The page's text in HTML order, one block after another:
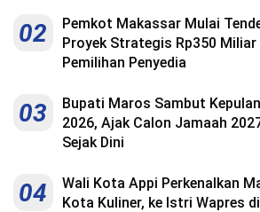
02
Pemkot Makassar Mulai
Proyek Strategis Rp350 Miliar
Pemilihan Penyedia
03
Bupati Maros Sambut
2026, Ajak Calon Jamaah
Sejak Dini
04
Wali Kota Appi Perkenalkan
Kota Kuliner, ke Istri Wapres